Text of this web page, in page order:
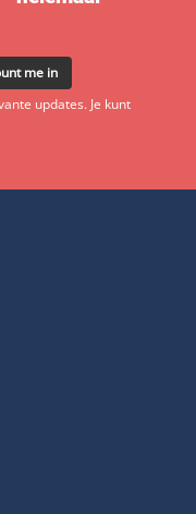
me in
updates. Je kunt